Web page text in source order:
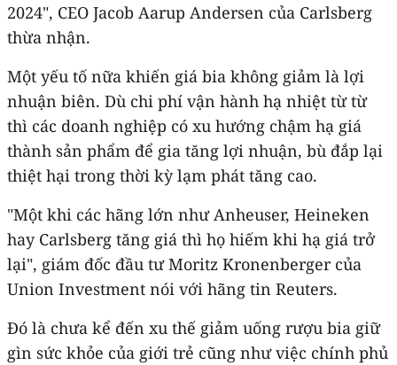
2024", CEO Jacob Aarup Andersen của Carlsberg
thừa nhận.
Một yếu tố nữa khiến giá bia không giảm là lợi
nhuận biên. Dù chi phí vận hành hạ nhiệt từ từ
thì các doanh nghiệp có xu hướng chậm hạ giá
thành sản phẩm để gia tăng lợi nhuận, bù đắp lại
thiệt hại trong thời kỳ lạm phát tăng cao.
"Một khi các hãng lớn như Anheuser, Heineken
hay Carlsberg tăng giá thì họ hiếm khi hạ giá trở
lại", giám đốc đầu tư Moritz Kronenberger của
Union Investment nói với hãng tin Reuters.
Đó là chưa kể đến xu thế giảm uống rượu bia giữ
gìn sức khỏe của giới trẻ cũng như việc chính phủ